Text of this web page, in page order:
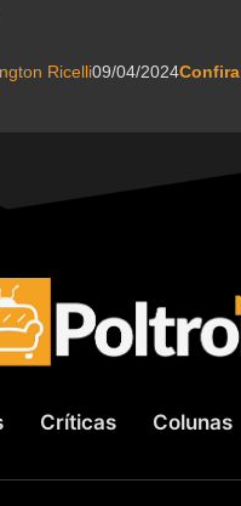
Ricelli09/04/2024Confira
Críticas Colunas